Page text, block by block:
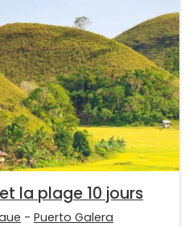
la plage 10 jours
- Puerto Galera